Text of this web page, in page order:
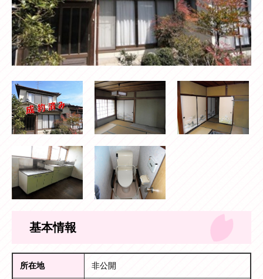
基本情報
所在地 非公開